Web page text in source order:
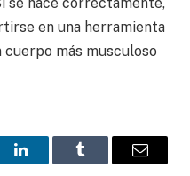
se hace correctamente,
en una herramienta
cuerpo más musculoso
LinkedInTumblr Email